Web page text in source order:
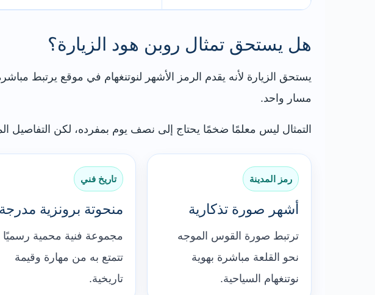
هل يستحق تمثال روبن هود الزيارة؟
يستحق الزيارة لأنه يقدم الرمز الأشهر لنوتنغهام في موقع يرتبط
مسار واحد.
التمثال ليس معلمًا ضخمًا يحتاج إلى نصف يوم بمفرده، لكن
رمز المدينة
أشهر صورة تذكارية
ترتبط صورة القوس الموجه
نحو القلعة مباشرة بهوية
نوتنغهام السياحية.
تاريخ فني
منحوتة برونزية مدرجة
مجموعة فنية محمية رسميًا
تتمتع به من مهارة وقيمة
تاريخية.